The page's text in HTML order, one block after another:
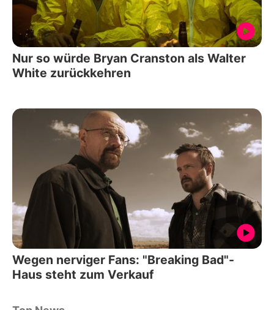
Nur so würde Bryan Cranston als Walter
White zurückkehren
Wegen nerviger Fans: "Breaking Bad"-
Haus steht zum Verkauf